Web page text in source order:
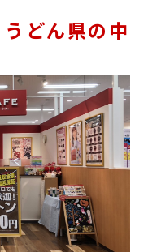
どん県の中